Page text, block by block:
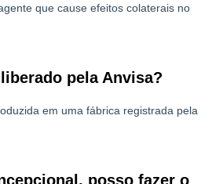
que cause efeitos colaterais no
pela Anvisa?
em uma fábrica registrada pela
posso fazer o